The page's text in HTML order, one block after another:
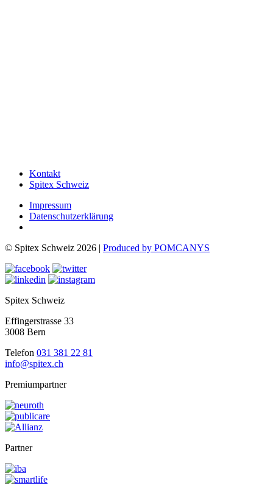
Kontakt
Spitex Schweiz
Impressum
Datenschutzerklärung
© Spitex Schweiz 2026 | Produced by POMCANYS
Spitex Schweiz
Effingerstrasse 33
3008 Bern
Telefon 031 381 22 81
info@spitex.ch
Premiumpartner
Partner